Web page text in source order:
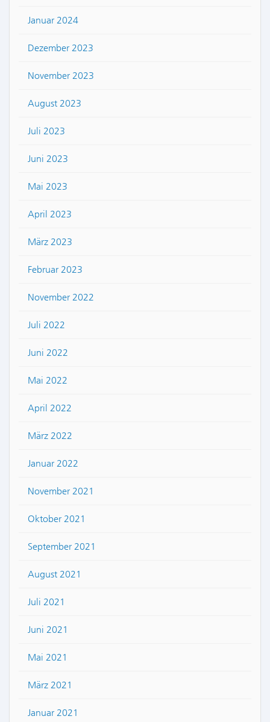
Januar 2024
Dezember 2023
November 2023
August 2023
Juli 2023
Juni 2023
Mai 2023
April 2023
März 2023
Februar 2023
November 2022
Juli 2022
Juni 2022
Mai 2022
April 2022
März 2022
Januar 2022
November 2021
Oktober 2021
September 2021
August 2021
Juli 2021
Juni 2021
Mai 2021
März 2021
Januar 2021